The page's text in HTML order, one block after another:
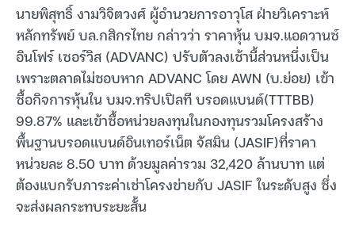
นายพิสุทธิ์ งามวิจิตวงศ์ ผู้อำนวยการอาวุโส ฝ่ายวิเคราะห์
หลักทรัพย์ บล.กสิกรไทย กล่าวว่า ราคาหุ้น บมจ.แอดวานซ์
อินโฟร์ เซอร์วิส (ADVANC) ปรับตัวลงเช้านี้ส่วนหนึ่งเป็น
เพราะตลาดไม่ชอบหาก ADVANC โดย AWN (บ.ย่อย) เข้า
ซื้อกิจการหุ้นใน บมจ.ทริปเปิลที บรอดแบนด์(TTTBB)
99.87% และเข้าซื้อหน่วยลงทุนในกองทุนรวมโครงสร้าง
พื้นฐานบรอดแบนด์อินเทอร์เน็ต จัสมิน (JASIF)ที่ราคา
หน่วยละ 8.50 บาท ด้วยมูลค่ารวม 32,420 ล้านบาท แต่
ต้องแบกรับภาระค่าเช่าโครงข่ายกับ JASIF ในระดับสูง ซึ่ง
จะส่งผลกระทบระยะสั้น